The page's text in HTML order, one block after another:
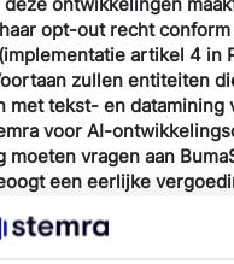
opt-out recht conform
artikel 4 in
zullen entiteiten
met tekst- en datamining
voor AI-
moeten vragen aan
een eerlijke
vertegenwoordigt.